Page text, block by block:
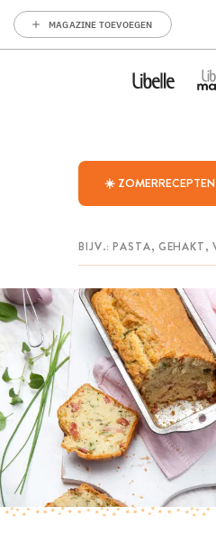
MAGAZINE TOEVOEGEN
☀️ ZOMERRECEPTEN